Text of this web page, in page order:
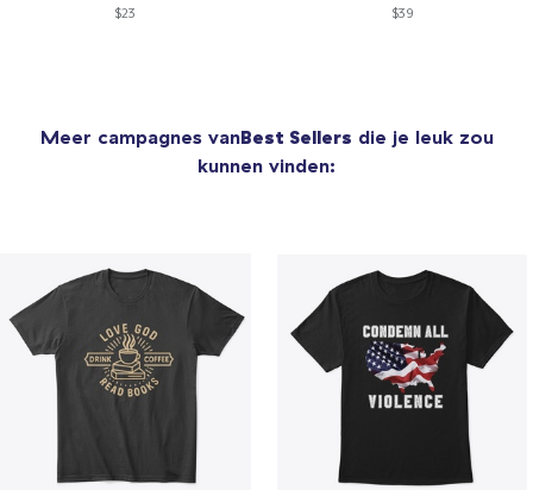
$23 $39
Meer campagnes vanBest Sellers die je leuk zou
kunnen vinden: